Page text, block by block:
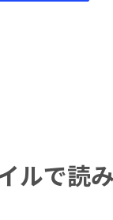
ルで読